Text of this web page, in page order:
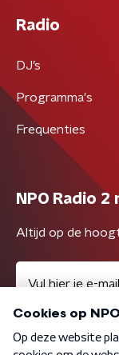
Radio
DJ’s
Programma's
Frequenties
NPO Radio
Altijd op de